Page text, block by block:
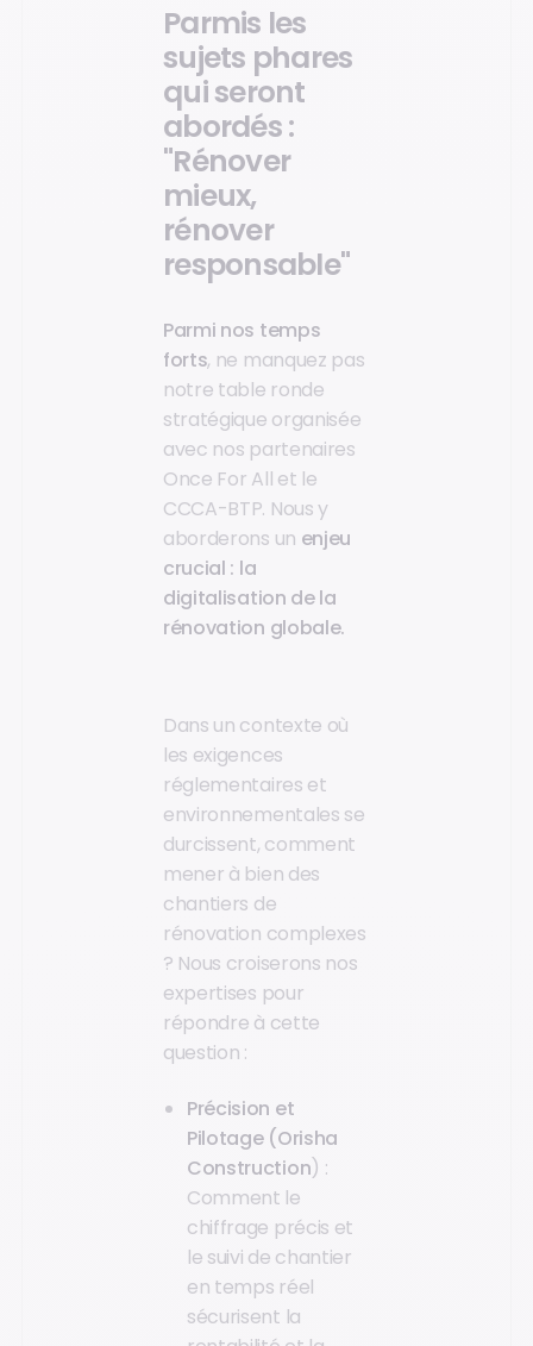
Parmis les
sujets phares
qui seront
abordés :
"Rénover
mieux,
rénover
responsable"
Parmi nos temps
forts, ne manquez pas
notre table ronde
stratégique organisée
avec nos partenaires
Once For All et le
CCCA-BTP. Nous y
aborderons un enjeu
crucial : la
digitalisation de la
rénovation globale.
Dans un contexte où
les exigences
réglementaires et
environnementales se
durcissent, comment
mener à bien des
chantiers de
rénovation complexes
? Nous croiserons nos
expertises pour
répondre à cette
question :
Précision et
Pilotage (Orisha
Construction) :
Comment le
chiffrage précis et
le suivi de chantier
en temps réel
sécurisent la